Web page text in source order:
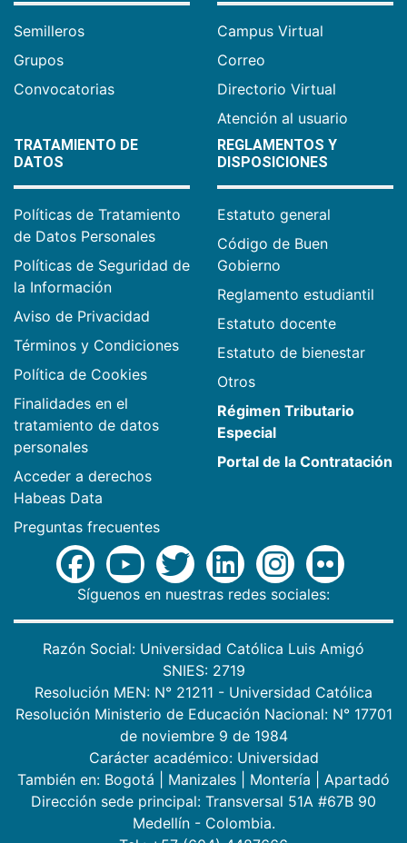
Semilleros
Grupos
Convocatorias
Campus Virtual
Correo
Directorio Virtual
Atención al usuario
TRATAMIENTO DE
DATOS
Políticas de Tratamiento
de Datos Personales
Políticas de Seguridad de
la Información
Aviso de Privacidad
Términos y Condiciones
Política de Cookies
Finalidades en el
tratamiento de datos
personales
Acceder a derechos
Habeas Data
Preguntas frecuentes
REGLAMENTOS Y
DISPOSICIONES
Estatuto general
Código de Buen
Gobierno
Reglamento estudiantil
Estatuto docente
Estatuto de bienestar
Otros
Régimen Tributario
Especial
Portal de la Contratación
Síguenos en nuestras redes sociales:
Razón Social: Universidad Católica Luis Amigó
SNIES: 2719
Resolución MEN: N° 21211 - Universidad Católica
Resolución Ministerio de Educación Nacional: N° 17701
de noviembre 9 de 1984
Carácter académico: Universidad
También en: Bogotá Manizales Montería
Apartadó
Dirección sede principal: Transversal 51A #67B 90
Medellín - Colombia.